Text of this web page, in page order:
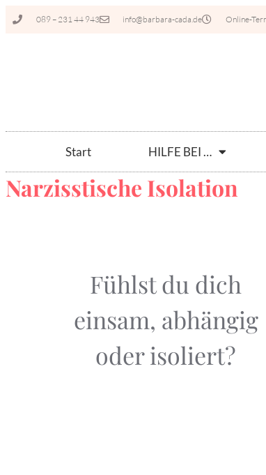
089 – 231 44 943 info@barbara-cada.de Online-
Start HILFE BEI …
Narzisstische Isolation
Fühlst du dich
einsam, abhängig
oder isoliert?